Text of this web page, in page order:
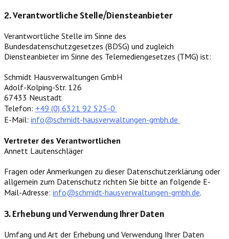
2. Verantwortliche Stelle/Diensteanbieter
Verantwortliche Stelle im Sinne des
Bundesdatenschutzgesetzes (BDSG) und zugleich
Diensteanbieter im Sinne des Telemediengesetzes (TMG) ist:
Schmidt Hausverwaltungen GmbH
Adolf-Kolping-Str. 126
67433 Neustadt
Telefon: +49 (0) 6321 92 525-0
E-Mail: info@schmidt-hausverwaltungen-gmbh.de
Vertreter des Verantwortlichen
Annett Lautenschläger
Fragen oder Anmerkungen zu dieser Datenschutzerklärung oder
allgemein zum Datenschutz richten Sie bitte an folgende E-
Mail-Adresse: info@schmidt-hausverwaltungen-gmbh.de.
3. Erhebung und Verwendung Ihrer Daten
Umfang und Art der Erhebung und Verwendung Ihrer Daten